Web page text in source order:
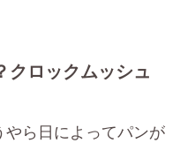
クロックムッシュ
ら日によってパンが